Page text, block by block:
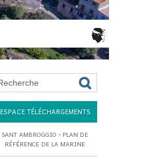
ESPACE TÉLÉCHARGEMENTS
SANT AMBROGGIO - PLAN DE
RÉFÉRENCE DE LA MARINE